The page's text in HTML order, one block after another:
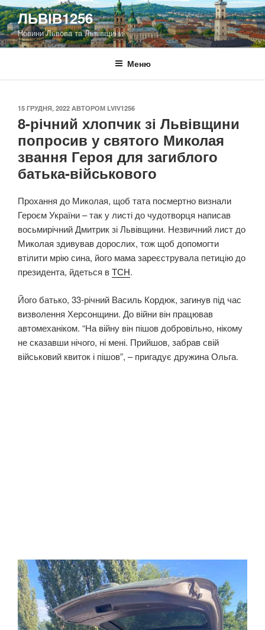
Перейти
до
вмісту
ЛЬВІВ1256
Новини Львова та Львівщини
Меню
ОПУБЛІКОВАНО
15 ГРУДНЯ, 2022 АВТОРОМ LVIV1256
8-річний хлопчик зі Львівщини
попросив у святого Миколая
звання Героя для загиблого
батька-військового
Прохання до Миколая, щоб тата посмертно визнали
Героєм України – так у листі до чудотворця написав
восьмирічний Дмитрик зі Львівщини. Незвичний лист до
Миколая здивував дорослих, тож щоб допомогти
втілити мрію сина, його мама зареєструвала петицію до
президента, йдеться вТСН.
Його батько, 33-річний Василь Кордюк, загинув під час
визволення Херсонщини. До війни він працював
автомеханіком. “На війну він пішов добровільно, нікому
не сказавши нічого, ні мені. Прийшов, забрав свій
військовий квиток і пішов”, – пригадує дружина Ольга.